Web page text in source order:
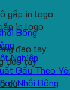
Bông
Nghiệp
Gấu Theo
Nhồi Bông
in logo
đeo tay